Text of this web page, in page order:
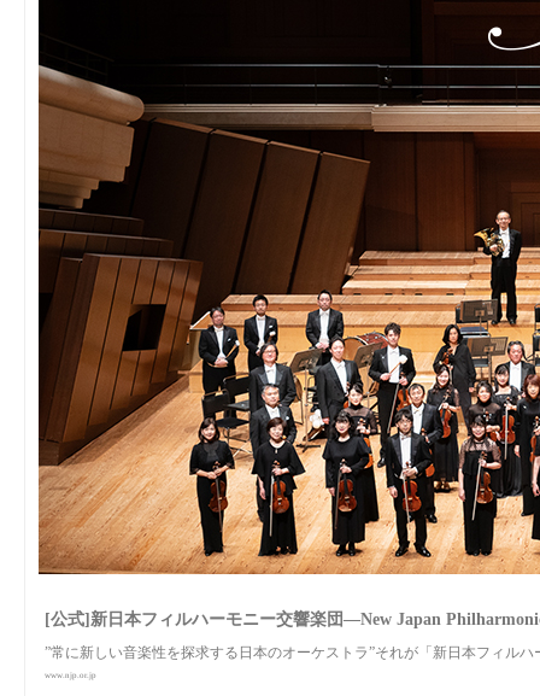
[公式]新日本フィルハーモニー交響楽団—New Japan
”常に新しい音楽性を探求する日本のオーケストラ”それが「新日本フィル
www.njp.or.jp